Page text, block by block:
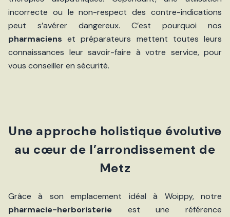
incorrecte ou le non-respect des contre-indications
peut s’avérer dangereux. C’est pourquoi nos
pharmaciens et préparateurs mettent toutes leurs
connaissances leur savoir-faire à votre service, pour
vous conseiller en sécurité.
Une approche holistique évolutive
au cœur de l’arrondissement de
Metz
Grâce à son emplacement idéal à Woippy, notre
pharmacie-herboristerie est une référence